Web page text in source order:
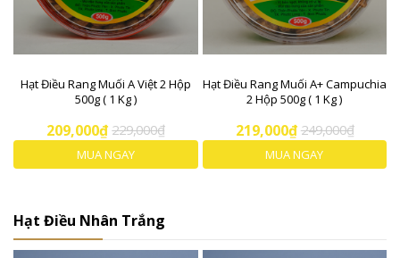
Hạt Điều Rang Muối A Việt 2 Hộp
500g ( 1 Kg )
209,000₫ 229,000₫
MUA NGAY
Hạt Điều Rang Muối A+ Campuchia
2 Hộp 500g ( 1 Kg )
219,000₫ 249,000₫
MUA NGAY
Hạt Điều Nhân Trắng